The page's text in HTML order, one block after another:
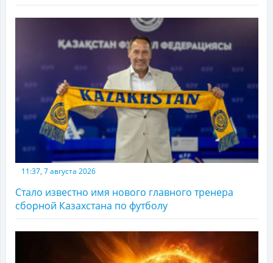
11:37, 7 августа 2026
Стало известно имя нового главного тренера
сборной Казахстана по футболу